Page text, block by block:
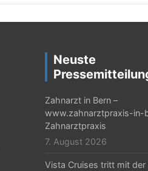
Neuste
Zahnarzt in Bern –
www.zahnarztpraxis-in-
Zahnarztpraxis
7. August 2026
Vista Cruises tritt mit der